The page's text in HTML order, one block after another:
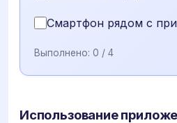
Смартфон рядом с
Выполнено: 0 / 4
Использование